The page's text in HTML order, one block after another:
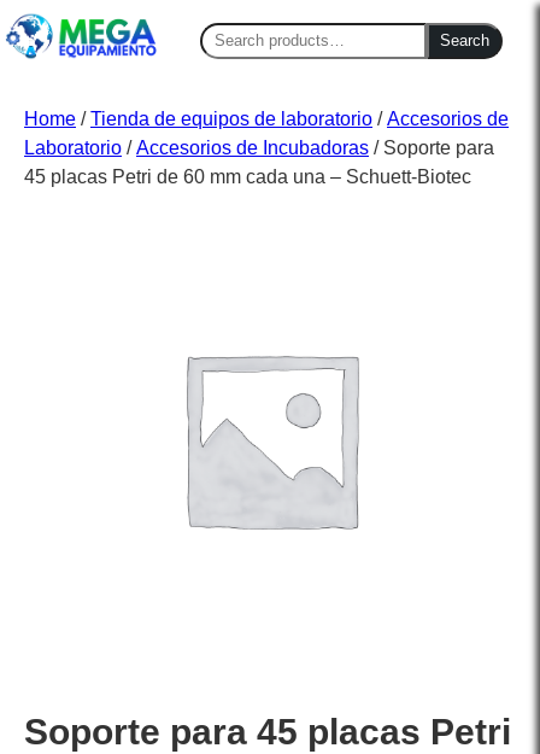
Search
for:
Search
Home /Tienda de equipos de laboratorio /Accesorios de
Laboratorio /Accesorios de Incubadoras / Soporte para
45 placas Petri de 60 mm cada una – Schuett-Biotec
Soporte para 45 placas Petri